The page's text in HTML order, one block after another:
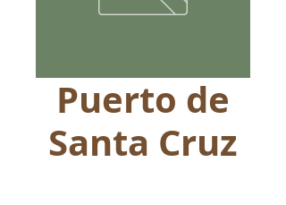
Puerto de
Santa Cruz